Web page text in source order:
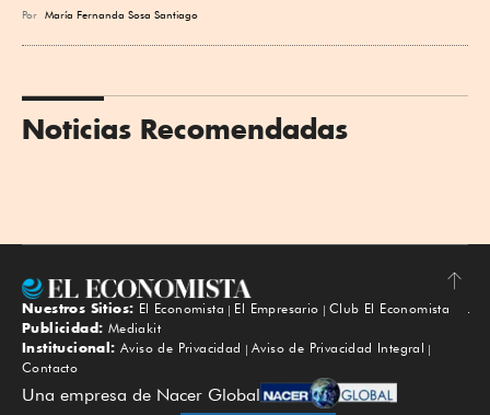
Por María Fernanda Sosa Santiago
Noticias Recomendadas
Subir
Nuestros Sitios: El Economista El Empresario
Club El Economista
Publicidad: Mediakit
Institucional: Aviso de Privacidad
Aviso de Privacidad Integral
Contacto
Una empresa de Nacer Global